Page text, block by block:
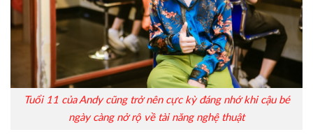
Tuổi 11 của Andy cũng trở nên cực kỳ đáng nhớ khi cậu bé
ngày càng nở rộ về tài năng nghệ thuật